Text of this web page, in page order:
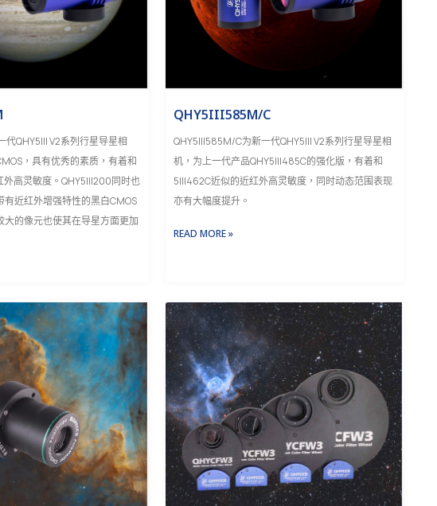
QHY5III V2系列行星导星相
，具有优秀的素质，有着和
高灵敏度。QHY5III200同时也
有近红外增强特性的黑白CMOS
大的像元也使其在导星方面更加
QHY5III585M/C
QHY5III585M/C为新一代QHY5III V2系列行星导星相
机，为上一代产品QHY5III485C的强化版，有着和
5III462C近似的近红外高灵敏度，同时动态范围表现
亦有大幅度提升。
READ MORE »